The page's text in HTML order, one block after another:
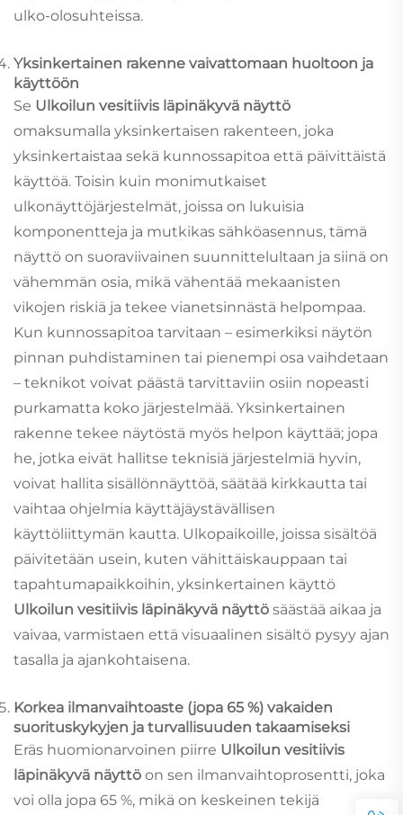
ulko-olosuhteissa.
Yksinkertainen rakenne vaivattomaan huoltoon ja
käyttöön
Se Ulkoilun vesitiivis läpinäkyvä näyttö
omaksumalla yksinkertaisen rakenteen, joka
yksinkertaistaa sekä kunnossapitoa että päivittäistä
käyttöä. Toisin kuin monimutkaiset
ulkonäyttöjärjestelmät, joissa on lukuisia
komponentteja ja mutkikas sähköasennus, tämä
näyttö on suoraviivainen suunnittelultaan ja siinä on
vähemmän osia, mikä vähentää mekaanisten
vikojen riskiä ja tekee vianetsinnästä helpompaa.
Kun kunnossapitoa tarvitaan – esimerkiksi näytön
pinnan puhdistaminen tai pienempi osa vaihdetaan
– teknikot voivat päästä tarvittaviin osiin nopeasti
purkamatta koko järjestelmää. Yksinkertainen
rakenne tekee näytöstä myös helpon käyttää; jopa
he, jotka eivät hallitse teknisiä järjestelmiä hyvin,
voivat hallita sisällönnäyttöä, säätää kirkkautta tai
vaihtaa ohjelmia käyttäjäystävällisen
käyttöliittymän kautta. Ulkopaikoille, joissa sisältöä
päivitetään usein, kuten vähittäiskauppaan tai
tapahtumapaikkoihin, yksinkertainen käyttö
Ulkoilun vesitiivis läpinäkyvä näyttö säästää aikaa ja
vaivaa, varmistaen että visuaalinen sisältö pysyy ajan
tasalla ja ajankohtaisena.
Korkea ilmanvaihtoaste (jopa 65 %) vakaiden
suorituskykyjen ja turvallisuuden takaamiseksi
Eräs huomionarvoinen piirre Ulkoilun vesitiivis
läpinäkyvä näyttö on sen ilmanvaihtoprosentti, joka
voi olla jopa 65 %, mikä on keskeinen tekijä